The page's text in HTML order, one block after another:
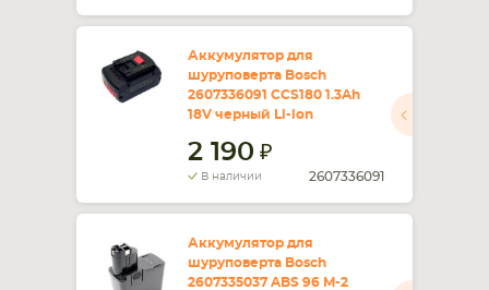
Аккумулятор для
шуруповерта Bosch
2607336091 CCS180 1.3Ah
18V черный Li-ion
2 190
В наличии 2607336091
Аккумулятор для
шуруповерта Bosch
2607335037 ABS 96 M-2